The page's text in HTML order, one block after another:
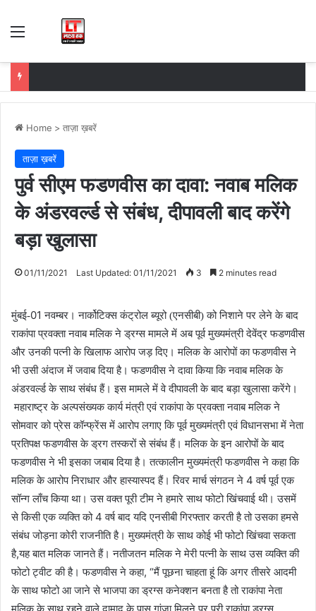
Menu
Home > ताज़ा ख़बरें
ताज़ा ख़बरें
पुर्व सीएम फडणवीस का दावा: नवाब मलिक
के अंडरवर्ल्ड से संबंध, दीपावली बाद करेंगे
बड़ा खुलासा
01/11/2021 Last Updated: 01/11/2021 3 2 minutes read
मुंबई-01नवम्बर। नार्कोटिक्स कंट्रोल ब्यूरो (एनसीबी) को निशाने पर लेने के बाद
राकांपा प्रवक्ता नवाब मलिक ने ड्रग्स मामले में अब पूर्व मुख्यमंत्री देवेंद्र फडणवीस
और उनकी पत्नी के खिलाफ आरोप जड़ दिए। मलिक के आरोपों का फडणवीस ने
भी उसी अंदाज में जवाब दिया है। फडणवीस ने दावा किया कि नवाब मलिक के
अंडरवर्ल्ड के साथ संबंध हैं। इस मामले में वे दीपावली के बाद बड़ा खुलासा करेंगे।
महाराष्ट्र के अल्पसंख्यक कार्य मंत्री एवं राकांपा के प्रवक्ता नवाब मलिक ने
सोमवार को प्रेस कॉन्फ्रेंस में आरोप लगाए कि पूर्व मुख्यमंत्री एवं विधानसभा में नेता
प्रतिपक्ष फडणवीस के ड्रग तस्करों से संबंध हैं। मलिक के इन आरोपों के बाद
फडणवीस ने भी इसका जबाब दिया है। तत्कालीन मुख्यमंत्री फडणवीस ने कहा कि
मलिक के आरोप निराधार और हास्यास्पद हैं। रिवर मार्च संगठन ने 4वर्ष पूर्व एक
सॉन्ग लाँच किया था। उस वक्त पूरी टीम ने हमारे साथ फोटो खिंचवाई थी। उसमें
से किसी एक व्यक्ति को 4वर्ष बाद यदि एनसीबी गिरफ्तार करती है तो उसका हमसे
संबंध जोड़ना कोरी राजनीति है। मुख्यमंत्री के साथ कोई भी फोटो खिंचवा सकता
है,यह बात मलिक जानते हैं। नतीजतन मलिक ने मेरी पत्नी के साथ उस व्यक्ति की
फोटो ट्वीट की है। फडणवीस ने कहा, “मैं पूछना चाहता हूं कि अगर तीसरे आदमी
के साथ फोटो आ जाने से भाजपा का ड्रग्स कनेक्शन बनता है तो राकांपा नेता